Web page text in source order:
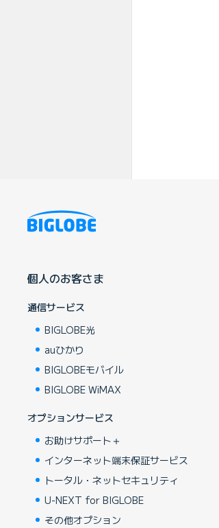
個人のお客さま
通信サービス
BIGLOBE光
auひかり
BIGLOBEモバイル
BIGLOBE WiMAX
オプションサービス
お助けサポート＋
インターネット端末保証サービス
トータル・ネットセキュリティ
U-NEXT for BIGLOBE
その他オプション